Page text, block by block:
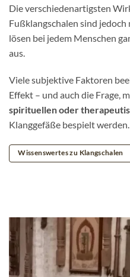
Die verschiedenartigsten
Fußklangschalen sind
lösen bei jedem Menschen
aus.
Viele subjektive Faktoren
Effekt – und auch die Frage,
spirituellen oder
Klanggefäße bespielt werden.
Wissenswertes zu Klangschalen